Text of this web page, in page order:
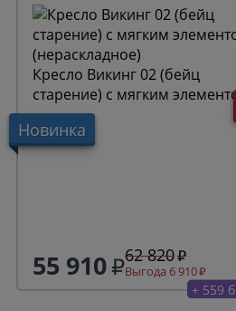
Новинка
Кресло Викинг 02 (бейц
старение) с мягким элементом
(нераскладное)
55 910 62 820
Выгода 6 910
+ 559